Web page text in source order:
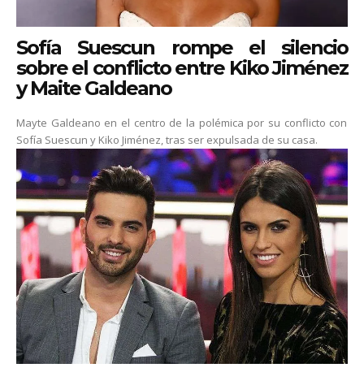
Sofía Suescun rompe el silencio
sobre el conflicto entre Kiko Jiménez
y Maite Galdeano
Mayte Galdeano en el centro de la polémica por su conflicto con
Sofía Suescun y Kiko Jiménez, tras ser expulsada de su casa.